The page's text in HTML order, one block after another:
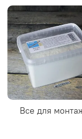
Все для